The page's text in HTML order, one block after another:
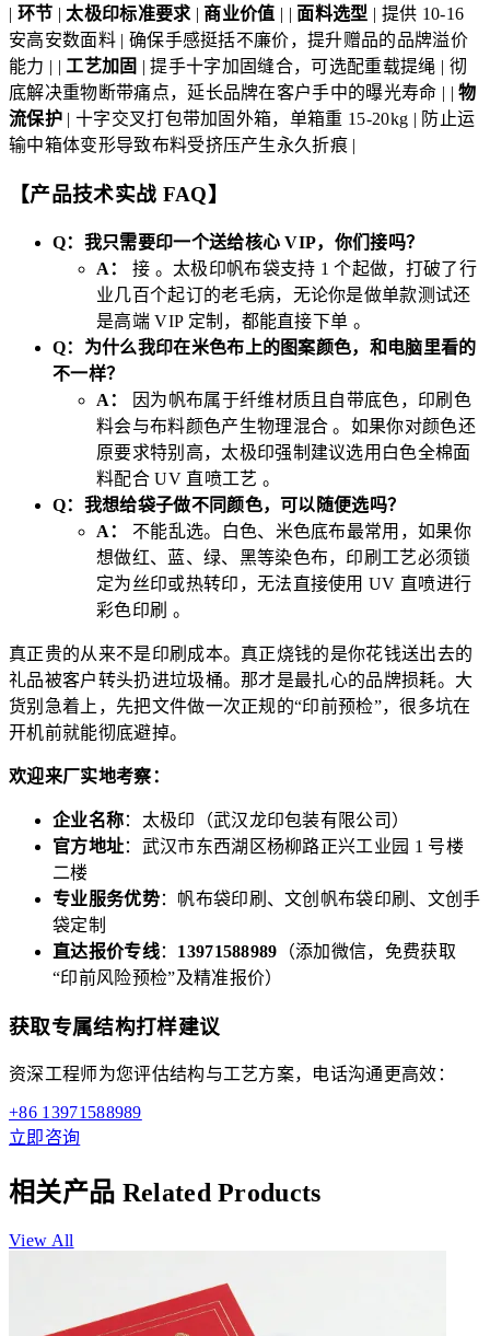
| 环节 | 太极印标准要求 | 商业价值 | | 面料选型 | 提供 10-16
安高安数面料 | 确保手感挺括不廉价，提升赠品的品牌溢价
能力 | |工艺加固 | 提手十字加固缝合，可选配重载提绳 | 彻
底解决重物断带痛点，延长品牌在客户手中的曝光寿命 | |物
流保护| 十字交叉打包带加固外箱，单箱重 15-20kg | 防止运
输中箱体变形导致布料受挤压产生永久折痕 |
【产品技术实战 FAQ】
Q：我只需要印一个送给核心 VIP，你们接吗？
A：
接 。太极印帆布袋支持 1 个起做，打破了行
业几百个起订的老毛病，无论你是做单款测试还
是高端 VIP 定制，都能直接下单 。
Q：为什么我印在米色布上的图案颜色，和电脑里看的
不一样？
A：
因为帆布属于纤维材质且自带底色，印刷色
料会与布料颜色产生物理混合 。如果你对颜色还
原要求特别高，太极印强制建议选用白色全棉面
料配合 UV 直喷工艺 。
Q：我想给袋子做不同颜色，可以随便选吗？
A：
不能乱选。白色、米色底布最常用，如果你
想做红、蓝、绿、黑等染色布，印刷工艺必须锁
定为丝印或热转印，无法直接使用 UV 直喷进行
彩色印刷 。
真正贵的从来不是印刷成本。真正烧钱的是你花钱送出去的
礼品被客户转头扔进垃圾桶。那才是最扎心的品牌损耗。大
货别急着上，先把文件做一次正规的“印前预检”，很多坑在
开机前就能彻底避掉。
欢迎来厂实地考察：
企业名称：太极印（武汉龙印包装有限公司）
官方地址：武汉市东西湖区杨柳路正兴工业园 1 号楼
二楼
专业服务优势：帆布袋印刷、文创帆布袋印刷、文创手
袋定制
直达报价专线： 13971588989 （添加微信，免费获取
“印前风险预检”及精准报价）
获取专属结构打样建议
资深工程师为您评估结构与工艺方案，电话沟通更高效：
+86 13971588989
立即咨询
相关产品 Related Products
View All